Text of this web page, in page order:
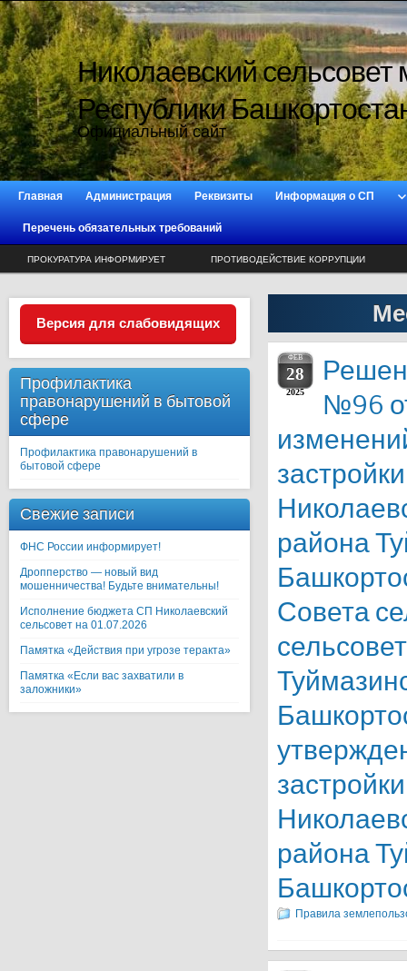
Николаевский
Республики
Официальный сайт
Главная Администрация Реквизиты Информация о СП
Перечень обязательных требований
ПРОКУРАТУРА ИНФОРМИРУЕТ ПРОТИВОДЕЙСТВИЕ КОРРУПЦИИ
Версия для слабовидящих
Профилактика
правонарушений в бытовой
сфере
Профилактика правонарушений в
бытовой сфере
Свежие записи
ФНС России информирует!
Дропперство — новый вид
мошенничества! Будьте внимательны!
Исполнение бюджета СП Николаевский
сельсовет на 01.07.2026
Памятка «Действия при угрозе теракта»
Памятка «Если вас захватили в
заложники»
ФЕВ
28
2025
№96
района
Совета
района
Правила